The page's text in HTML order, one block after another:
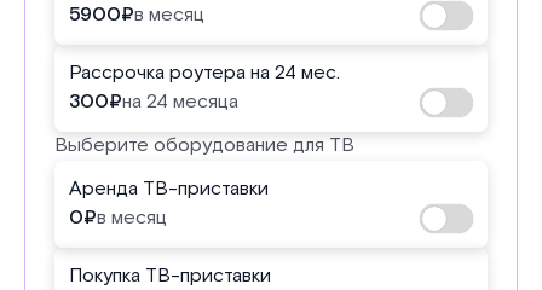
5900₽в месяц
Рассрочка роутера на 24 мес.
300₽на 24 месяца
Выберите оборудование для ТВ
Аренда ТВ-приставки
0₽в месяц
Покупка ТВ-приставки